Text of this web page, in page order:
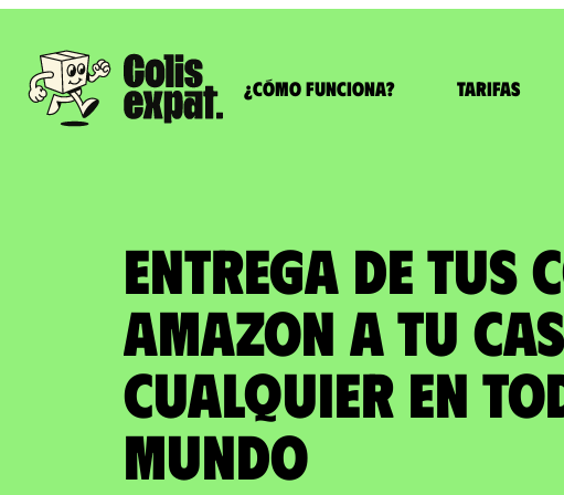
¿Cómo funciona? Tarifas
ENTREGA DE TUS
AMAZON a tu
cualquier en
Mundo